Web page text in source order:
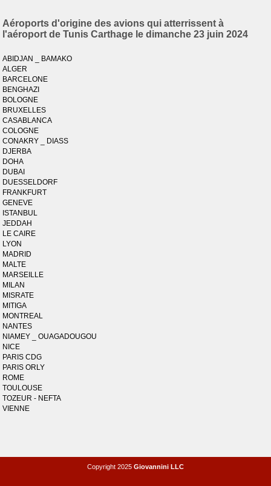
Aéroports d'origine des avions qui atterrissent à
l'aéroport de Tunis Carthage le dimanche 23 juin 2024
ABIDJAN _ BAMAKO
ALGER
BARCELONE
BENGHAZI
BOLOGNE
BRUXELLES
CASABLANCA
COLOGNE
CONAKRY _ DIASS
DJERBA
DOHA
DUBAI
DUESSELDORF
FRANKFURT
GENEVE
ISTANBUL
JEDDAH
LE CAIRE
LYON
MADRID
MALTE
MARSEILLE
MILAN
MISRATE
MITIGA
MONTREAL
NANTES
NIAMEY _ OUAGADOUGOU
NICE
PARIS CDG
PARIS ORLY
ROME
TOULOUSE
TOZEUR - NEFTA
VIENNE
Copyright 2025 Giovannini LLC